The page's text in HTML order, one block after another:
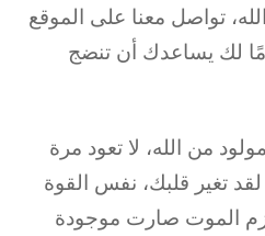
تواصل معنا على الموقع
لك يساعدك أن تنضج
من الله، لا تعود مرة
لقد تغير قلبك، نفس القوة
الموت صارت موجودة